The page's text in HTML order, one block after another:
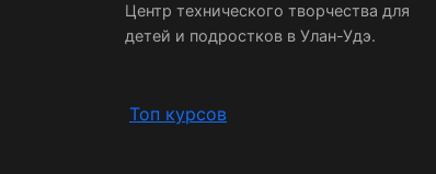
Центр технического творчества для
детей и подростков в Улан-Удэ.
Топ курсов